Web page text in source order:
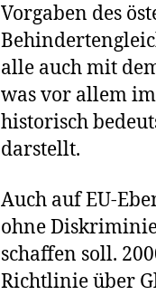
Vorgaben des
alle auch mit
was vor allem
historisch
darstellt.
Auch auf EU-
ohne
schaffen soll.
Richtlinie über